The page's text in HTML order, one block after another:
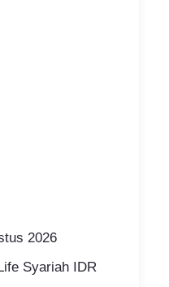
2026
Syariah IDR